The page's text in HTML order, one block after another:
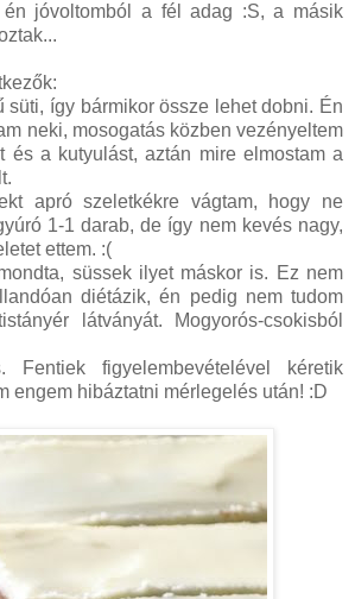
én jóvoltomból a fél adag :S, a másik
süti, így bármikor össze lehet dobni. Én
neki, mosogatás közben vezényeltem
és a kutyulást, aztán mire elmostam a
apró szeletkékre vágtam, hogy ne
1-1 darab, de így nem kevés nagy,
ettem. :(
süssek ilyet máskor is. Ez nem
diétázik, én pedig nem tudom
látványát. Mogyorós-csokisból
Fentiek figyelembevételével kéretik
engem hibáztatni mérlegelés után! :D